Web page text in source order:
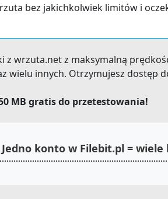
bez jakichkolwiek limitów i
z wrzuta.net z maksymalną
wielu innych. Otrzymujesz dostęp
MB gratis do przetestowania!
Jedno konto w Filebit.pl =